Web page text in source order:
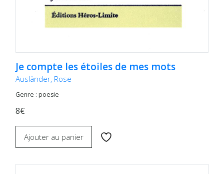
Je compte les étoiles de mes mots
Ausländer, Rose
Genre : poesie
8€
Ajouter au panier